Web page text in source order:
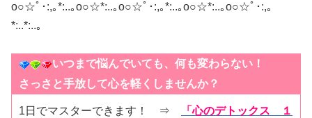
o○☆ﾟ･:,｡*:..｡o○☆*:..｡o○☆ﾟ･:,｡*:..｡o○☆*:..｡o○☆ﾟ･:,｡
*:..*:..｡
いつまで悩んでいても、何も変わらない！
さっさと手放して心を軽くしませんか？
1日でマスターできます！ ⇒
「心のデトックス １